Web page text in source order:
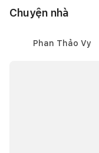
Chuyện nhà
Phan Thảo Vy